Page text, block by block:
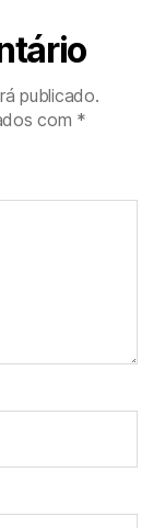
publicado.
com *